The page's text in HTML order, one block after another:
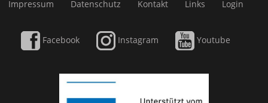
Impressum Datenschutz Kontakt Links Login
Facebook Instagram Youtube